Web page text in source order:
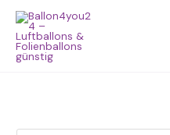
Inhalt
springen